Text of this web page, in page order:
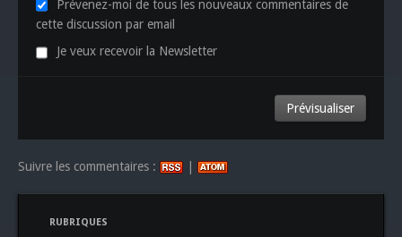
Prévenez-moi de tous les nouveaux commentaires de
cette discussion par email
Je veux recevoir la Newsletter
Suivre les commentaires : |
RUBRIQUES